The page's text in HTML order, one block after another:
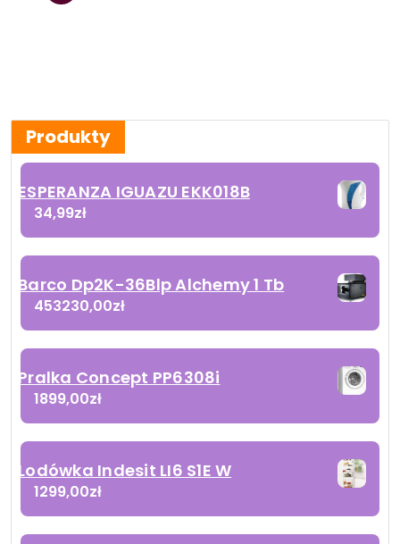
Produkty
ESPERANZA IGUAZU EKK018B
34,99zł
Barco Dp2K-36Blp Alchemy 1 Tb
453230,00zł
Pralka Concept PP6308i
1899,00zł
Lodówka Indesit LI6 S1E W
1299,00zł